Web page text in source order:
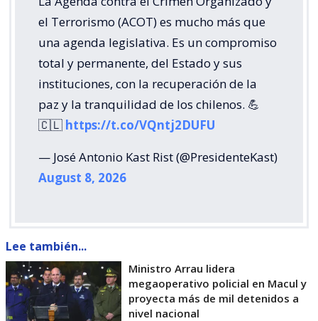
el Terrorismo (ACOT) es mucho más que
una agenda legislativa. Es un compromiso
total y permanente, del Estado y sus
instituciones, con la recuperación de la
paz y la tranquilidad de los chilenos. 💪
🇨🇱 https://t.co/VQntj2DUFU
— José Antonio Kast Rist (@PresidenteKast)
August 8, 2026
Lee también...
Ministro Arrau lidera
megaoperativo policial en Macul y
proyecta más de mil detenidos a
nivel nacional